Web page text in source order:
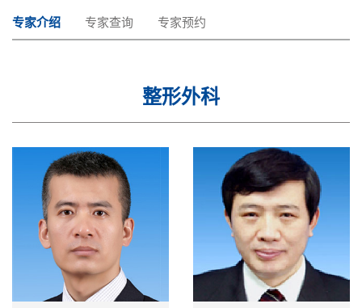
专家介绍 专家查询 专家预约
整形外科